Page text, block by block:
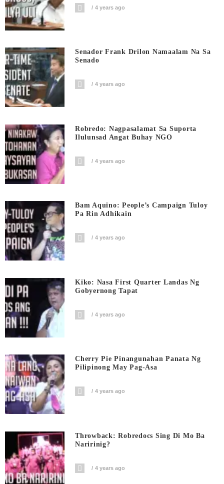
4 years ago
Senador Frank Drilon Namaalam Na Sa
Senado
4 years ago
Robredo: Nagpasalamat Sa Suporta
Ilulunsad Angat Buhay NGO
4 years ago
Bam Aquino: People’s Campaign Tuloy
Pa Rin Adhikain
4 years ago
Kiko: Nasa First Quarter Landas Ng
Gobyernong Tapat
4 years ago
Cherry Pie Pinangunahan Panata Ng
Pilipinong May Pag-Asa
4 years ago
Throwback: Robredocs Sing Di Mo Ba
Naririnig?
4 years ago